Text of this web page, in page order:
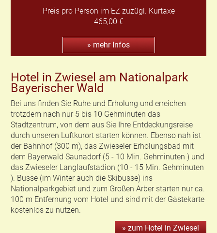
Preis pro Person im EZ zuzügl. Kurtaxe
465,00 €
» mehr Infos
Hotel in Zwiesel am Nationalpark
Bayerischer Wald
Bei uns finden Sie Ruhe und Erholung und erreichen
trotzdem nach nur 5 bis 10 Gehminuten das
Stadtzentrum, von dem aus Sie Ihre Entdeckungsreise
durch unseren Luftkurort starten können. Ebenso nah ist
der Bahnhof (300 m), das Zwieseler Erholungsbad mit
dem Bayerwald Saunadorf (5 - 10 Min. Gehminuten ) und
das Zwieseler Langlaufstadion (10 - 15 Min. Gehminuten
). Busse (im Winter auch die Skibusse) ins
Nationalparkgebiet und zum Großen Arber starten nur ca.
100 m Entfernung vom Hotel und sind mit der Gästekarte
kostenlos zu nutzen.
» zum Hotel in Zwiesel